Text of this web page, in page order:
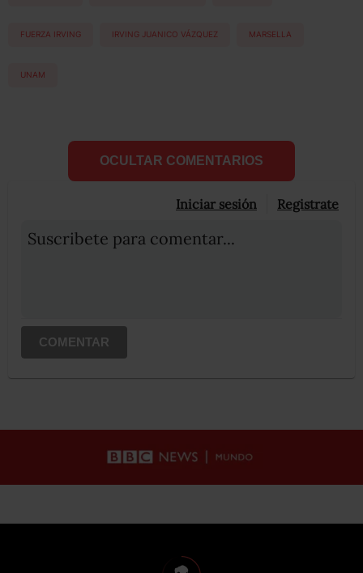
FUERZA IRVING IRVING JUANICO VÁZQUEZ MARSELLA
UNAM
OCULTAR COMENTARIOS
Iniciar sesión Registrate
Suscribete para comentar...
COMENTAR